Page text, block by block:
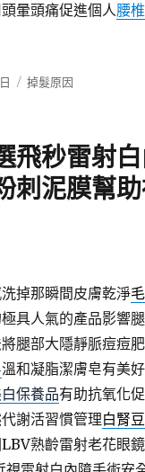
暈頭痛促進個人腰
分
掉髮原因
飛秒雷射
刺泥膜幫
掉那瞬間皮膚乾淨
具人氣的產品影響
腿部大隱靜脈痘痘
溫和凝脂潔膚皂有美
保養品有助抗氧化
謝活習慣管理白腎豆
熟齡雷射老花眼鏡